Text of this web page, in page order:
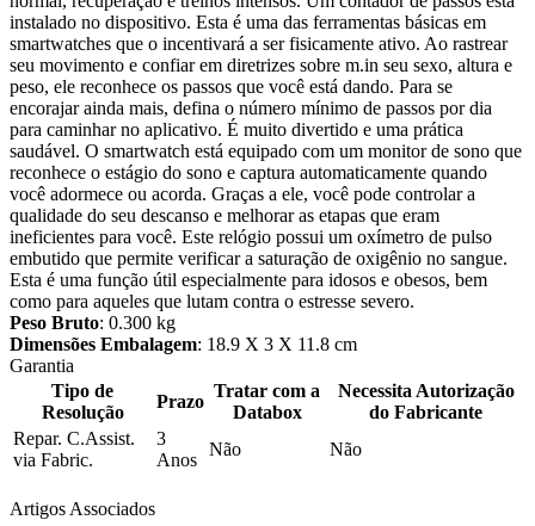
instalado no dispositivo. Esta é uma das ferramentas básicas em
smartwatches que o incentivará a ser fisicamente ativo. Ao rastrear
seu movimento e confiar em diretrizes sobre m.in seu sexo, altura e
peso, ele reconhece os passos que você está dando. Para se
encorajar ainda mais, defina o número mínimo de passos por dia
para caminhar no aplicativo. É muito divertido e uma prática
saudável. O smartwatch está equipado com um monitor de sono que
reconhece o estágio do sono e captura automaticamente quando
você adormece ou acorda. Graças a ele, você pode controlar a
qualidade do seu descanso e melhorar as etapas que eram
ineficientes para você. Este relógio possui um oxímetro de pulso
embutido que permite verificar a saturação de oxigênio no sangue.
Esta é uma função útil especialmente para idosos e obesos, bem
como para aqueles que lutam contra o estresse severo.
Peso Bruto: 0.300 kg
Dimensões Embalagem: 18.9 X 3 X 11.8 cm
Garantia
Tipo de
Resolução
Prazo
Tratar com a
Databox
Necessita Autorização
do Fabricante
Repar. C.Assist.
via Fabric.
3
Anos
Não Não
Artigos Associados